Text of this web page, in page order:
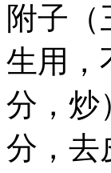
附子
生用
分，
分，